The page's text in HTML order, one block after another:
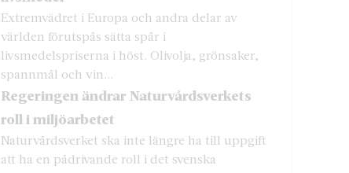
Extremvädret i Europa och andra delar av
världen förutspås sätta spår i
livsmedelspriserna i höst. Olivolja, grönsaker,
spannmål och vin...
Regeringen ändrar Naturvårdsverkets
roll i miljöarbetet
Naturvårdsverket ska inte längre ha till uppgift
att ha en pådrivande roll i det svenska